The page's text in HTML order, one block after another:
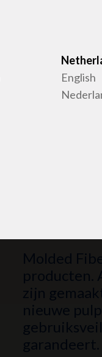
Molded
producten.
zijn
nieuwe
garandeert.
English